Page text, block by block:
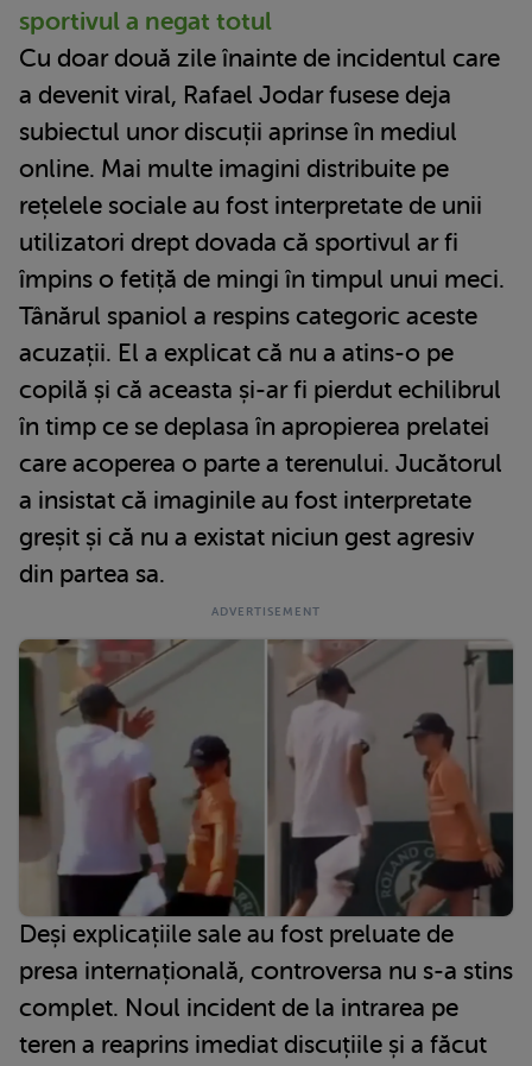
sportivul a negat totul
Cu doar două zile înainte de incidentul care
a devenit viral, Rafael Jodar fusese deja
subiectul unor discuții aprinse în mediul
online. Mai multe imagini distribuite pe
rețelele sociale au fost interpretate de unii
utilizatori drept dovada că sportivul ar fi
împins o fetiță de mingi în timpul unui meci.
Tânărul spaniol a respins categoric aceste
acuzații. El a explicat că nu a atins-o pe
copilă și că aceasta și-ar fi pierdut echilibrul
în timp ce se deplasa în apropierea prelatei
care acoperea o parte a terenului. Jucătorul
a insistat că imaginile au fost interpretate
greșit și că nu a existat niciun gest agresiv
din partea sa.
Deși explicațiile sale au fost preluate de
presa internațională, controversa nu s-a stins
complet. Noul incident de la intrarea pe
teren a reaprins imediat discuțiile și a făcut